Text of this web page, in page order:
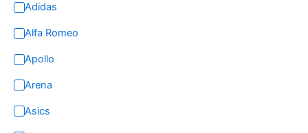
Adidas
Alfa Romeo
Apollo
Arena
Asics